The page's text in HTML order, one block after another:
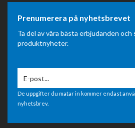
Prenumerera på nyhetsbrevet
Ta del av våra bästa erbjudanden och
produktnyheter.
De uppgifter du matar in kommer endast
nyhetsbrev.